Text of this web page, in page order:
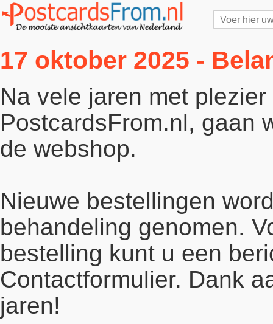
17 oktober 2025 -
Na vele jaren met
PostcardsFrom.nl, gaan
de webshop.
Nieuwe bestellingen
behandeling genomen.
bestelling kunt u een
Contactformulier. Dank
jaren!